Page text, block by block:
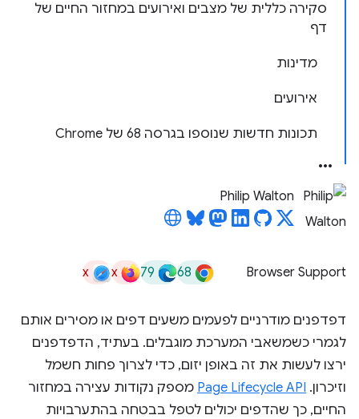
סקירה כללית של מצבים ואירועים במחזור החיים של
דף
מדינות
אירועים
תכונות חדשות שנוספו בגרסה 68 של Chrome
Philip Walton
Browser Support
68
79
x
x
דפדפנים מודרניים לפעמים משעים דפים או מסירים אותם
לגמרי כשמשאבי המערכת מוגבלים. בעתיד, הדפדפנים
ירצו לעשות את זה באופן יזום, כדי לצרוך פחות חשמל
וזיכרון. ‫ Page Lifecycle API מספק נקודות עצירה במחזור
החיים, כך שהדפים יכולים לטפל בבטחה בהתערבויות